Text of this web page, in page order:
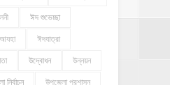
ঈদ শুভেচ্ছা
ঈদযাত্রা
উদ্বোধন উন্নয়ন
নির্বাচন উপজেলা প্রশাসন